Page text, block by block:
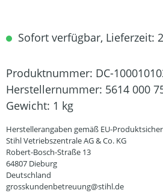
Sofort verfügbar, Lieferzeit:
Produktnummer: DC-
Herstellernummer: 5614 000
Gewicht: 1 kg
Herstellerangaben gemäß EU-
Stihl Vetriebszentrale AG & Co. KG
Robert-Bosch-Straße 13
64807 Dieburg
Deutschland
grosskundenbetreuung@stihl.de